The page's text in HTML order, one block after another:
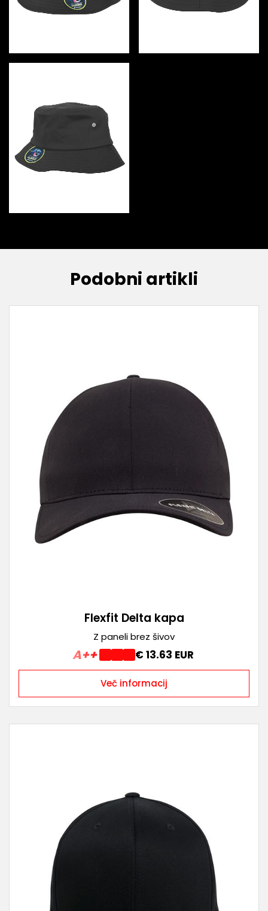
Podobni artikli
Flexfit Delta kapa
Z paneli brez šivov
A++ € 13.63 EUR
Več informacij